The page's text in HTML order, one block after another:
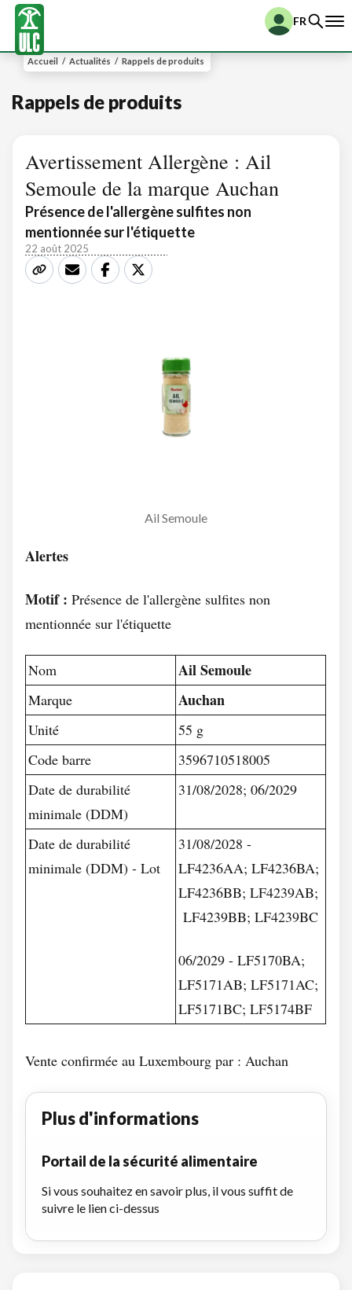
FR
Accueil / Actualités / Rappels de produits
Rappels de produits
Avertissement Allergène : Ail
Semoule de la marque Auchan
Présence de l'allergène sulfites non
mentionnée sur l'étiquette
22 août 2025
Ail Semoule
Alertes
Motif : Présence de l'allergène sulfites non
mentionnée sur l'étiquette
Nom Ail Semoule
Marque Auchan
Unité
55 g
Code barre
3596710518005
Date de durabilité
minimale (DDM)
31/08/2028; 06/2029
Date de durabilité
minimale (DDM) - Lot
31/08/2028 -
LF4236AA; LF4236BA;
LF4236BB; LF4239AB;
LF4239BB; LF4239BC
06/2029 - LF5170BA;
LF5171AB; LF5171AC;
LF5171BC; LF5174BF
Vente confirmée au Luxembourg par : Auchan
Plus d'informations
Portail de la sécurité alimentaire
Si vous souhaitez en savoir plus, il vous suffit de
suivre le lien ci-dessus